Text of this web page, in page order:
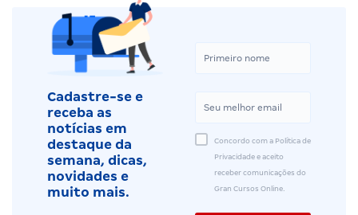
Cadastre-se e
receba as
notícias em
destaque da
semana, dicas,
novidades e
muito mais.
Concordo com a Política de
Privacidade e aceito
receber comunicações do
Gran Cursos Online.